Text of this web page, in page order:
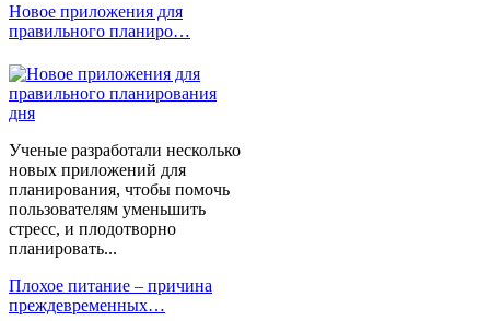
Новое приложения для
правильного планиро…
Ученые разработали несколько
новых приложений для
планирования, чтобы помочь
пользователям уменьшить
стресс, и плодотворно
планировать...
Плохое питание – причина
преждевременных…